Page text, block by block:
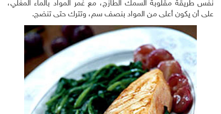
نفس طريقة مقلوبة السمك الطازج، مع غمر المواد بالماء المغلي،
على أن يكون أعلى من المواد بنصف سم، وتترك حتى تنضج.